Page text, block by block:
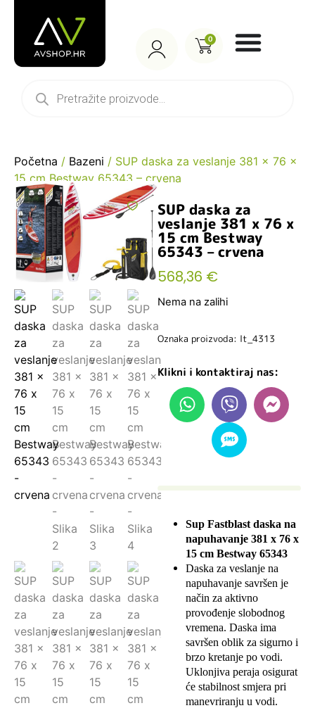
0
Početna / Bazeni / SUP daska za veslanje 381 x 76 x
15 cm Bestway 65343 – crvena
SUP daska za
veslanje 381 x 76 x
15 cm Bestway
65343 – crvena
568,36 €
Nema na zalihi
Oznaka proizvoda: lt_4313
Klikni i kontaktiraj nas:
Sup Fastblast daska na
napuhavanje 381 x 76 x
15 cm Bestway 65343
Daska za veslanje na
napuhavanje savršen je
način za aktivno
provođenje slobodnog
vremena. Daska ima
savršen oblik za sigurno i
brzo kretanje po vodi.
Uklonjiva peraja osigurat
će stabilnost smjera pri
manevriranju u vodi.